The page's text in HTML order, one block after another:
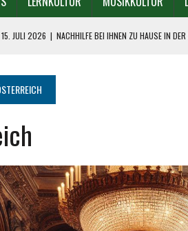
15. JULI 2026 | NACHHILFE BEI IHNEN ZU HAUSE IN
MÜNCHNER GLASPALAST: GLANZ, KUNST UND
| SEIT WANN GIBT ES HOROSKOPE VERSCHIEDENER